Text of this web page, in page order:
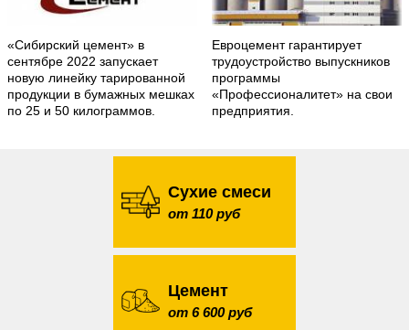
«Сибирский цемент» в
сентябре 2022 запускает
новую линейку тарированной
продукции в бумажных мешках
по 25 и 50 килограммов.
Евроцемент гарантирует
трудоустройство выпускников
программы
«Профессионалитет» на свои
предприятия.
Сухие смеси
от 110 руб
Цемент
от 6 600 руб